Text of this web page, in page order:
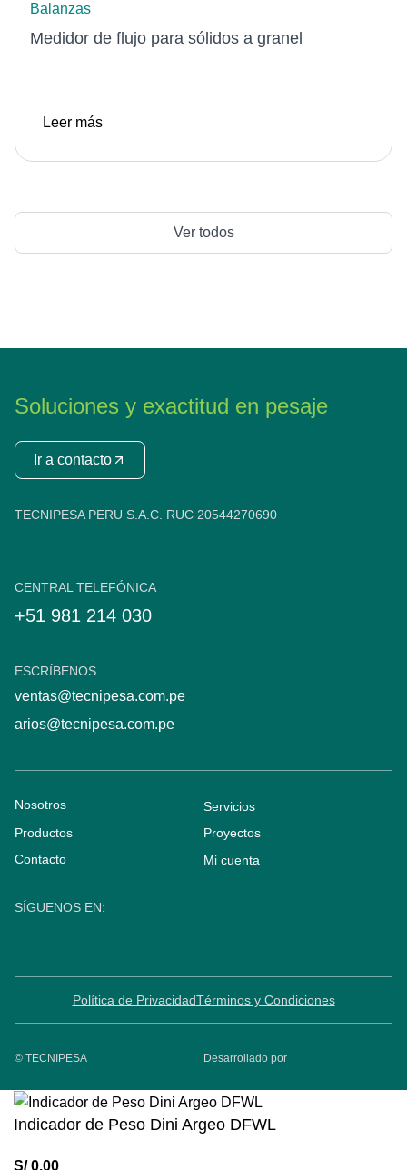
Ver todos
Balanzas
Medidor de flujo para sólidos a granel
Leer más
Soluciones y exactitud en pesaje
Ir a contacto
TECNIPESA PERU S.A.C. RUC 20544270690
CENTRAL TELEFÓNICA
+51 981 214 030
ESCRÍBENOS
ventas@tecnipesa.com.pe
arios@tecnipesa.com.pe
Nosotros
Servicios
Productos
Proyectos
Contacto
Mi cuenta
SÍGUENOS EN:
© TECNIPESA
Política de PrivacidadTérminos y Condiciones
Desarrollado por
Indicador de Peso Dini Argeo DFWL
S/0.00